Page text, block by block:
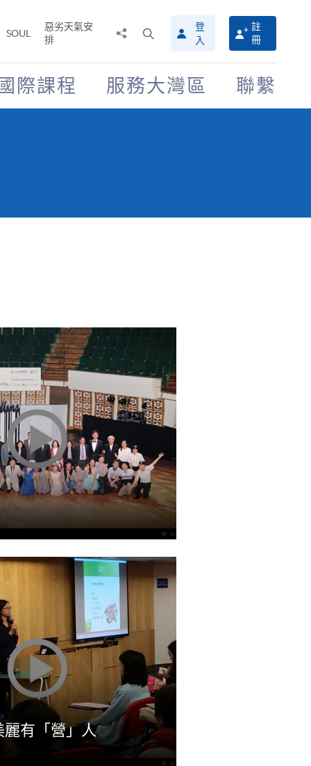
SOUL
惡劣天氣安
排
搜
尋
介
面
登
入
註
冊
際課程 服務大灣區 聯繫
有「營」人